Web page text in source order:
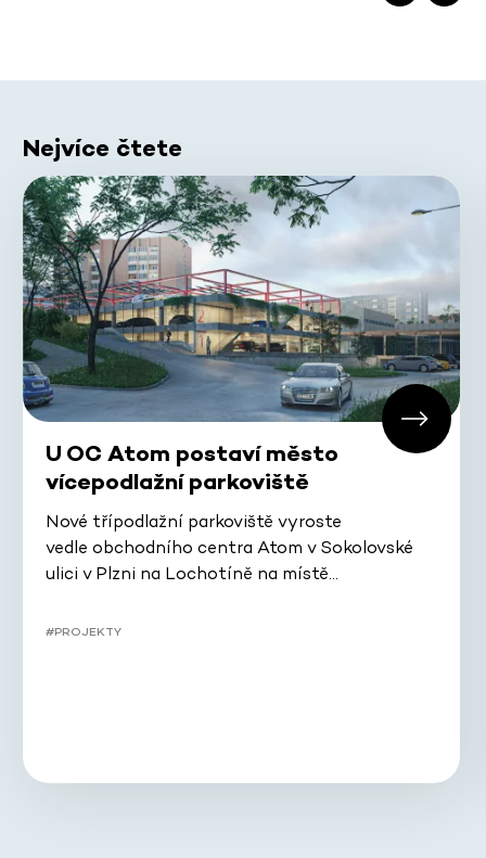
Nejvíce čtete
U OC Atom postaví město
vícepodlažní parkoviště
Nové třípodlažní parkoviště vyroste
vedle obchodního centra Atom v Sokolovské
ulici v Plzni na Lochotíně na místě…
#PROJEKTY